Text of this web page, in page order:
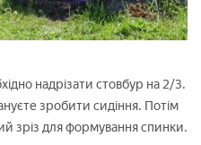
надрізати стовбур на 2/3.
зробити сидіння. Потім
зріз для формування спинки.